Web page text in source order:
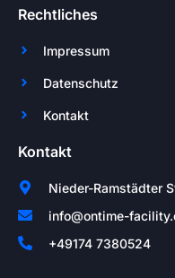
Rechtliches
Impressum
Datenschutz
Kontakt
Kontakt
Nieder-Ramstädter
info@ontime-
+49174 7380524